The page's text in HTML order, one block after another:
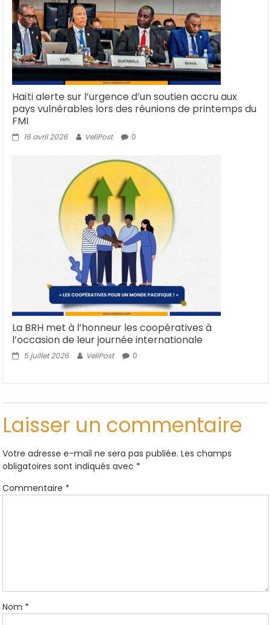
Haïti alerte sur l’urgence d’un soutien accru aux
pays vulnérables lors des réunions de printemps du
FMI
16 avril 2026 VeliPost 0
La BRH met à l’honneur les coopératives à
l’occasion de leur journée internationale
5 juillet 2026 VeliPost 0
Laisser un commentaire
Votre adresse e-mail ne sera pas publiée. Les champs
obligatoires sont indiqués avec *
Commentaire *
Nom *